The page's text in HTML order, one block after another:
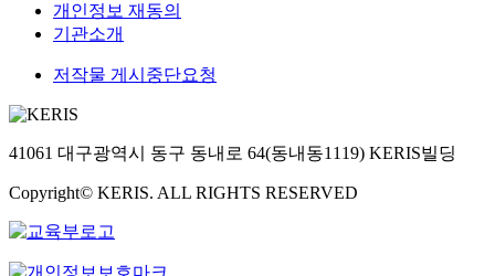
개인정보 재동의
기관소개
저작물 게시중단요청
41061 대구광역시 동구 동내로 64(동내동1119) KERIS빌딩
Copyright© KERIS. ALL RIGHTS RESERVED